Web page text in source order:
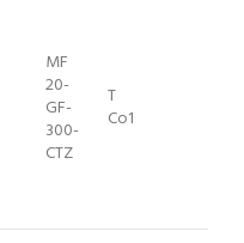
MF
20-
GF-
300-
CTZ
T
Co1